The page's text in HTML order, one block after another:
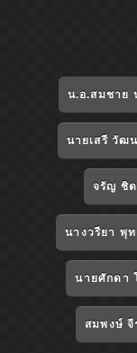
น.อ.สมชาย
นายเสรี วัฒ
จรัญ ชิ
นางวรียา พุ
นายศักดา
สมพงษ์ จี